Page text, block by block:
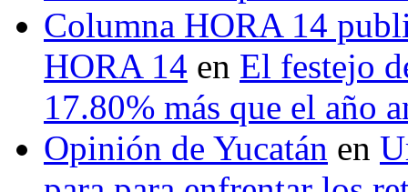
Columna HORA 14
HORA 14 en El festejo
17.80% más que el año
Opinión de Yucatán en